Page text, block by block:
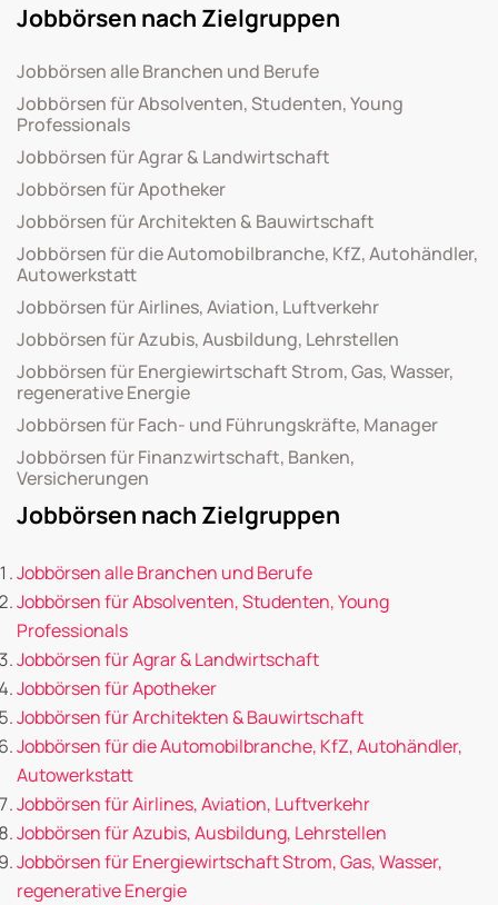
Jobbörsen nach Zielgruppen
Jobbörsen alle Branchen und Berufe
Jobbörsen für Absolventen, Studenten, Young
Professionals
Jobbörsen für Agrar & Landwirtschaft
Jobbörsen für Apotheker
Jobbörsen für Architekten & Bauwirtschaft
Jobbörsen für die Automobilbranche, KfZ, Autohändler,
Autowerkstatt
Jobbörsen für Airlines, Aviation, Luftverkehr
Jobbörsen für Azubis, Ausbildung, Lehrstellen
Jobbörsen für Energiewirtschaft Strom, Gas, Wasser,
regenerative Energie
Jobbörsen für Fach- und Führungskräfte, Manager
Jobbörsen für Finanzwirtschaft, Banken,
Versicherungen
Jobbörsen nach Zielgruppen
Jobbörsen alle Branchen und Berufe
Jobbörsen für Absolventen, Studenten, Young
Professionals
Jobbörsen für Agrar & Landwirtschaft
Jobbörsen für Apotheker
Jobbörsen für Architekten & Bauwirtschaft
Jobbörsen für die Automobilbranche, KfZ, Autohändler,
Autowerkstatt
Jobbörsen für Airlines, Aviation, Luftverkehr
Jobbörsen für Azubis, Ausbildung, Lehrstellen
Jobbörsen für Energiewirtschaft Strom, Gas, Wasser,
regenerative Energie